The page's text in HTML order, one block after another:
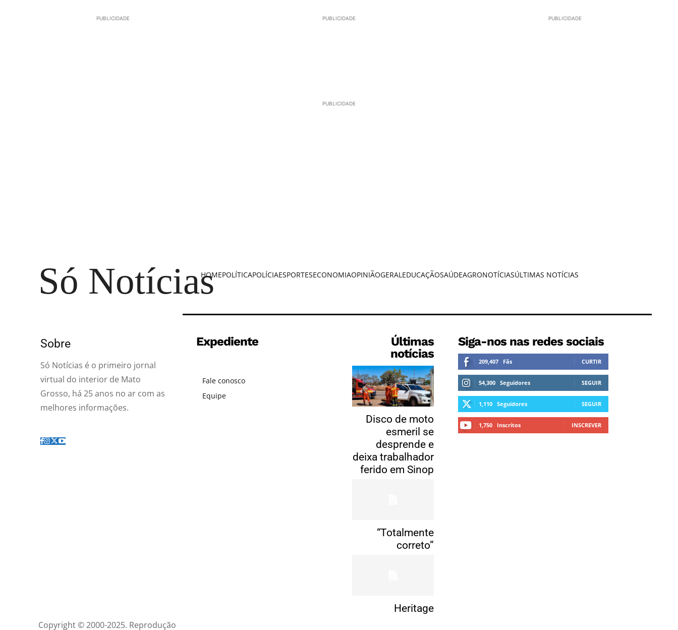
PUBLICIDADE PUBLICIDADE PUBLICIDADE
PUBLICIDADE
Só Notícias
HOMEPOLÍTICAPOLÍCIAESPORTESECONOMIAOPINIÃOGERALEDUCAÇÃOSAÚDEAGRONOTÍCIASÚLTIMAS NOTÍCIAS
Sobre
Só Notícias é o primeiro jornal
virtual do interior de Mato
Grosso, há 25 anos no ar com as
melhores informações.
Expediente
Fale conosco
Equipe
Últimas
notícias
Disco de moto
esmeril se
desprende e
deixa trabalhador
ferido em Sinop
“Totalmente
correto”
Heritage
Siga-nos nas redes sociais
209,407 Fãs CURTIR
54,300 Seguidores SEGUIR
1,110 Seguidores SEGUIR
1,750 Inscritos INSCREVER
Copyright © 2000-2025. Reprodução